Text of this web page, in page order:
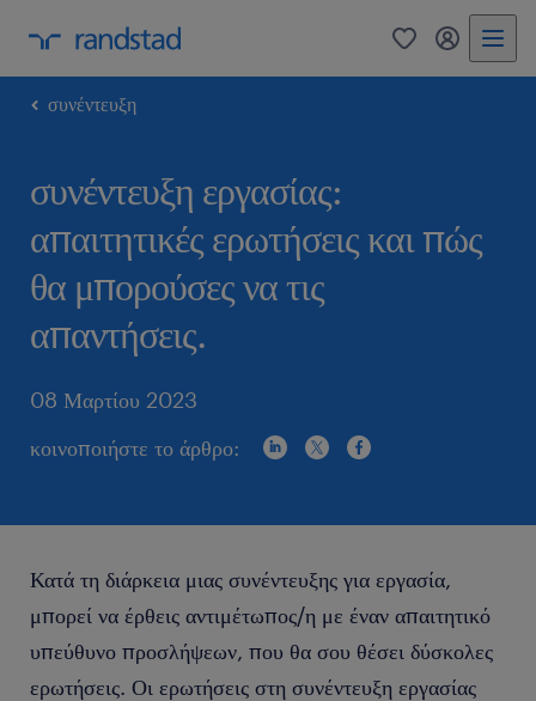
0 my
συνέντευξη
συνέντευξη εργασίας:
απαιτητικές ερωτήσεις και πώς
θα μπορούσες να τις
απαντήσεις.
08 Μαρτίου 2023
κοινοποιήστε το άρθρο:
Κατά τη διάρκεια μιας συνέντευξης για εργασία,
μπορεί να έρθεις αντιμέτωπος/η με έναν απαιτητικό
υπεύθυνο προσλήψεων, που θα σου θέσει δύσκολες
ερωτήσεις. Οι ερωτήσεις στη συνέντευξη εργασίας